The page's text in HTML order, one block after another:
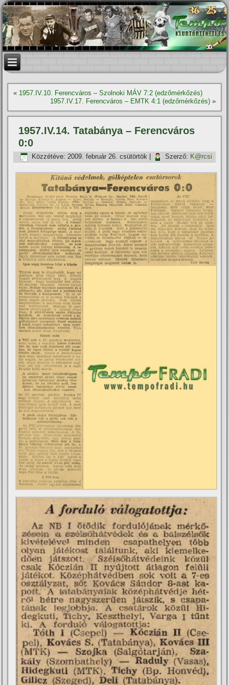
« 1957.IV.10. Ferencváros – Szolnoki MÁV 7:2 (edzőmérkőzés)
1957.IV.17. Ferencváros – EMTK 4:1 (edzőmérkőzés)»
1957.IV.14. Tatabánya – Ferencváros
0:0
Közzétéve: 2009. február 26. csütörtök Szerző: K@rcsi